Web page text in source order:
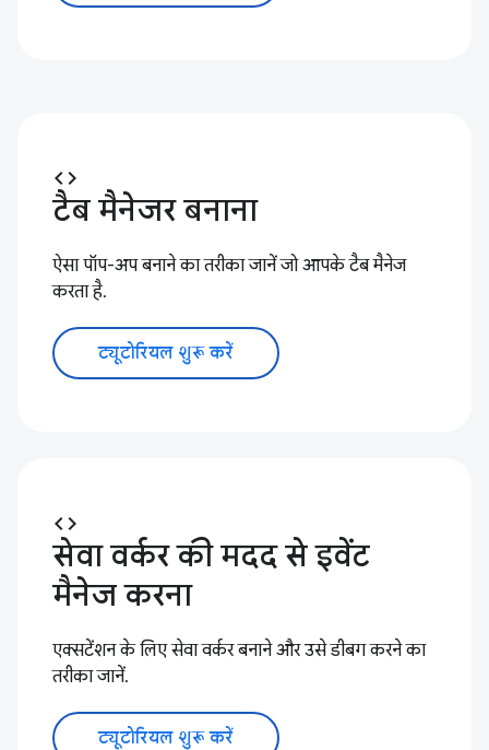
code
टैब मैनेजर बनाना
ऐसा पॉप-अप बनाने का तरीका जानें जो आपके टैब मैनेज
करता है.
ट्यूटोरियल शुरू करें
code
सेवा वर्कर की मदद से इवेंट
मैनेज करना
एक्सटेंशन के लिए सेवा वर्कर बनाने और उसे डीबग करने का
तरीका जानें.
ट्यूटोरियल शुरू करें